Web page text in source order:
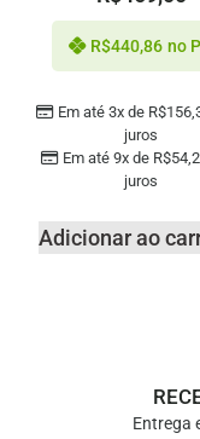
Em até 3x de R$
juros
Em até 9x de R$
juros
R$440,86 no
Adicionar ao
Entrega